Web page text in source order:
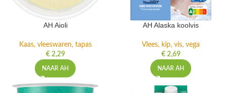
AH Aioli
Kaas, vleeswaren, tapas
€2,29
NAAR AH
AH Alaska koolvis
Vlees, kip, vis, vega
€2,69
NAAR AH